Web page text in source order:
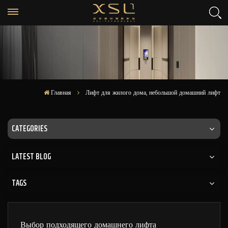
Главная Лифт для жилого дома, небольшой домашний лифт
CATEGORIES
LATEST BLOG
TAGS
Выбор подходящего домашнего лифта